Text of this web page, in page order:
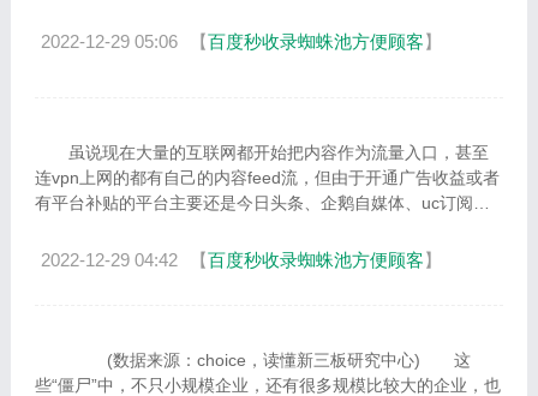
2022-12-29 05:06 【百度秒收录蜘蛛池方便顾客】
虽说现在大量的互联网都开始把内容作为流量入口，甚至
连vpn上网的都有自己的内容feed流，但由于开通广告收益或者
有平台补贴的平台主要还是今日头条、企鹅自媒体、uc订阅
2022-12-29 04:42 【百度秒收录蜘蛛池方便顾客】
(数据来源：choice，读懂新三板研究中心) 这
些“僵尸”中，不只小规模企业，还有很多规模比较大的企业，也